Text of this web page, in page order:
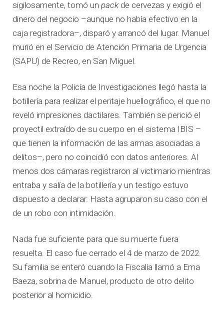
sigilosamente, tomó un pack de cervezas y exigió el
dinero del negocio –aunque no había efectivo en la
caja registradora–, disparó y arrancó del lugar. Manuel
murió en el Servicio de Atención Primaria de Urgencia
(SAPU) de Recreo, en San Miguel.
Esa noche la Policía de Investigaciones llegó hasta la
botillería para realizar el peritaje huellográfico, el que no
reveló impresiones dactilares. También se perició el
proyectil extraído de su cuerpo en el sistema IBIS –
que tienen la información de las armas asociadas a
delitos–, pero no coincidió con datos anteriores. Al
menos dos cámaras registraron al victimario mientras
entraba y salía de la botillería y un testigo estuvo
dispuesto a declarar. Hasta agruparon su caso con el
de un robo con intimidación.
Nada fue suficiente para que su muerte fuera
resuelta. El caso fue cerrado el 4 de marzo de 2022.
Su familia se enteró cuando la Fiscalía llamó a Ema
Baeza, sobrina de Manuel, producto de otro delito
posterior al homicidio.